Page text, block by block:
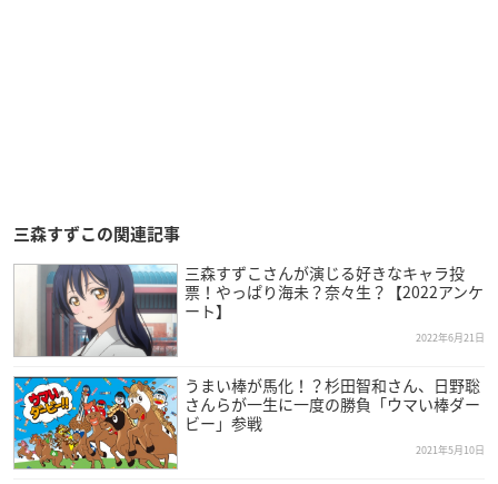
三森すずこの関連記事
三森すずこさんが演じる好きなキャラ投
票！やっぱり海未？奈々生？【2022アンケ
ート】
2022年6月21日
うまい棒が馬化！？杉田智和さん、日野聡
さんらが一生に一度の勝負「ウマい棒ダー
ビー」参戦
2021年5月10日